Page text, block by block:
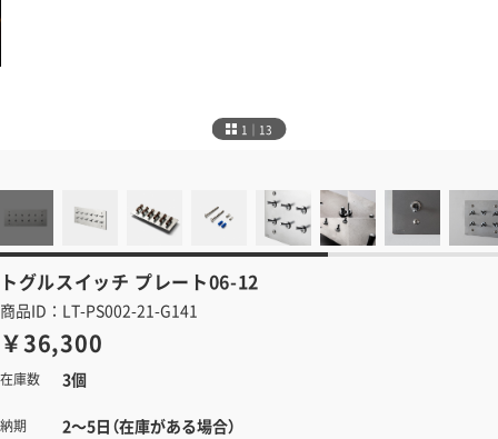
1｜13
トグルスイッチ プレート06-12
商品ID：LT-PS002-21-G141
￥36,300
在庫数 3個
納期 2～5日（在庫がある場合）